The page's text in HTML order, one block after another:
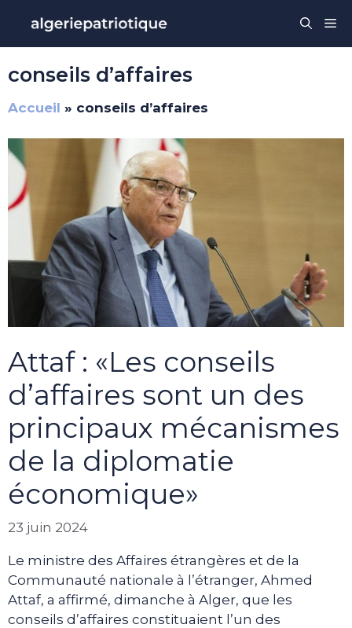
contenu
conseils d’affaires
Accueil » conseils d’affaires
Attaf : «Les conseils
d’affaires sont un des
principaux mécanismes
de la diplomatie
économique»
23 juin 2024
Le ministre des Affaires étrangères et de la
Communauté nationale à l’étranger, Ahmed
Attaf, a affirmé, dimanche à Alger, que les
conseils d’affaires constituaient l’un des